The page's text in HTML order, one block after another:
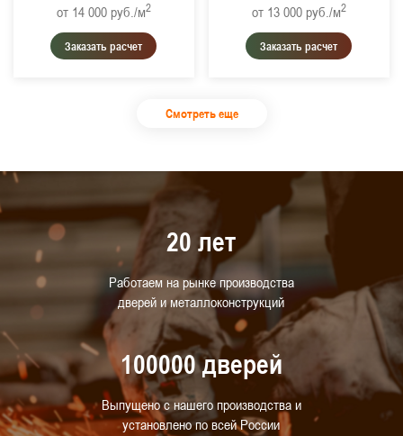
от 14 000 руб./м2
Заказать расчет
от 13 000 руб./м2
Заказать расчет
Смотреть еще
20 лет
Работаем на рынке производства
дверей и металлоконструкций
100000 дверей
Выпущено с нашего производства и
установлено по всей России